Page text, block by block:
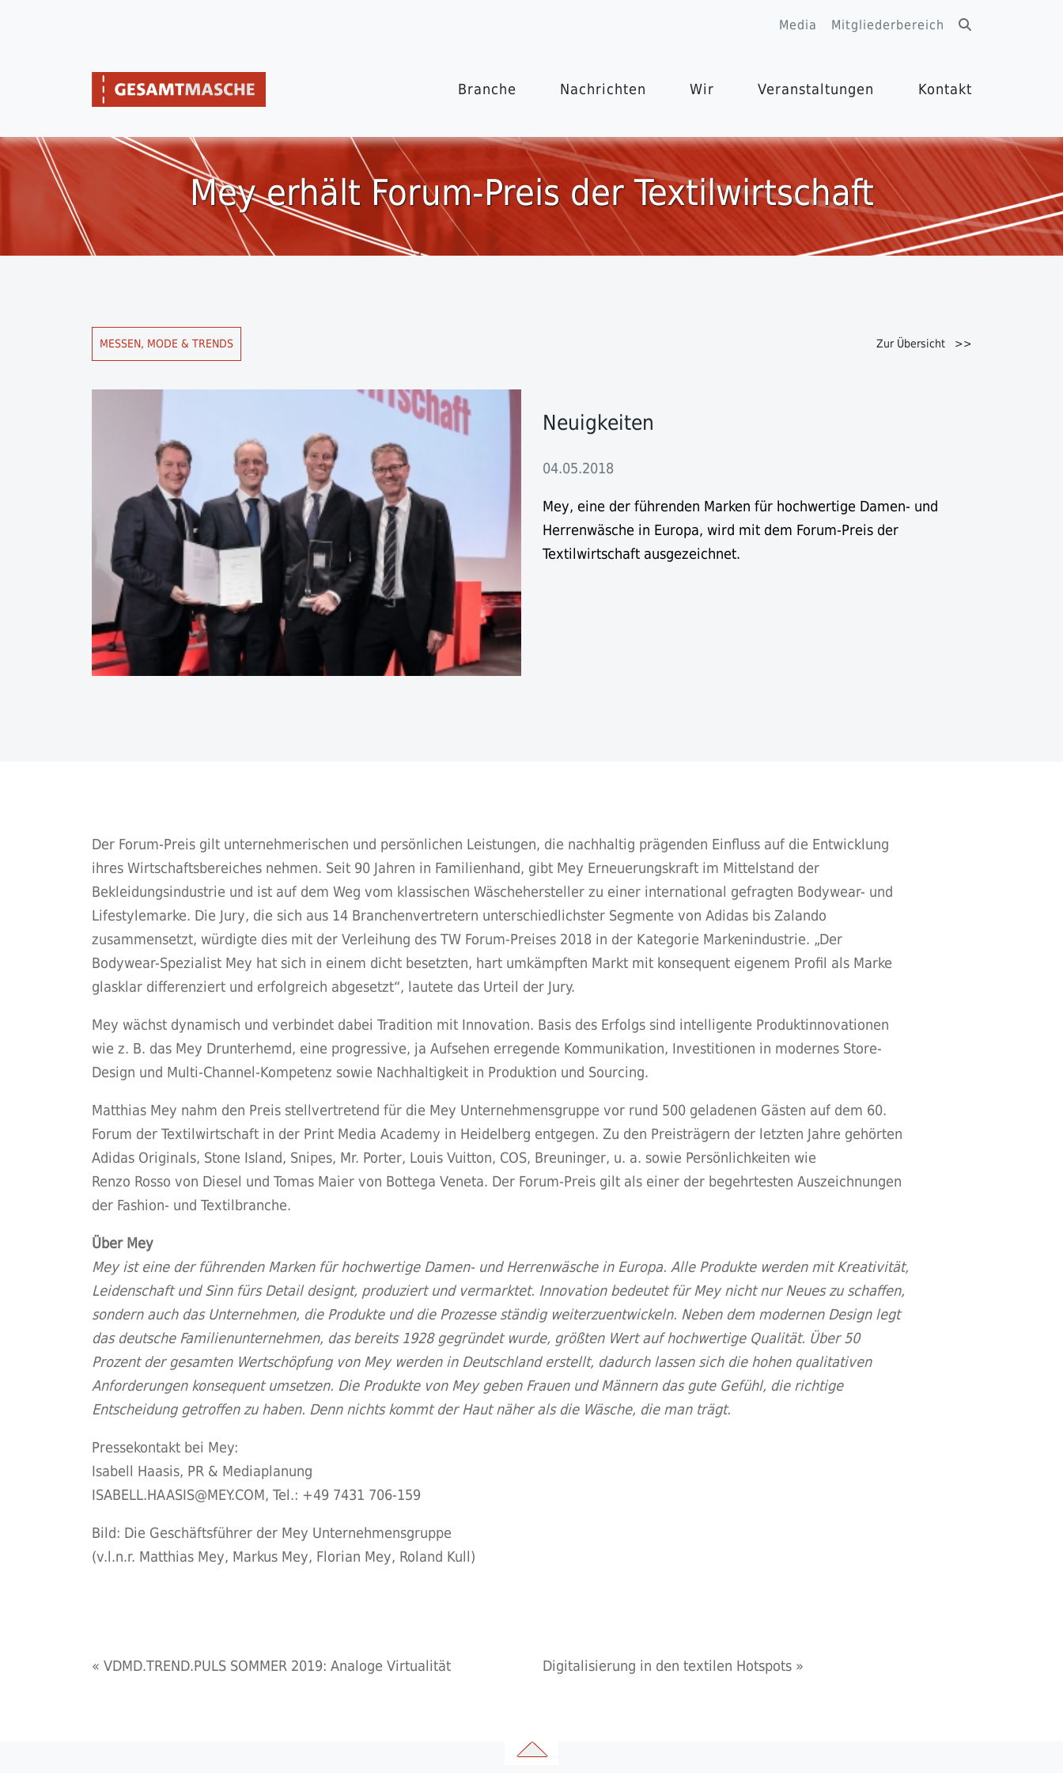
Media Mitgliederbereich
Branche Nachrichten Wir Veranstaltungen Kontakt
Mey erhält Forum-Preis der Textilwirtschaft
MESSEN, MODE & TRENDS Zur Übersicht >>
Neuigkeiten
04.05.2018
Mey, eine der führenden Marken für hochwertige Damen- und
Herrenwäsche in Europa, wird mit dem Forum-Preis der
Textilwirtschaft ausgezeichnet.
Der Forum-Preis gilt unternehmerischen und persönlichen Leistungen, die nachhaltig prägenden Einfluss auf die Entwicklung
ihres Wirtschaftsbereiches nehmen. Seit 90 Jahren in Familienhand, gibt Mey Erneuerungskraft im Mittelstand der
Bekleidungsindustrie und ist auf dem Weg vom klassischen Wäschehersteller zu einer international gefragten Bodywear- und
Lifestylemarke. Die Jury, die sich aus 14 Branchenvertretern unterschiedlichster Segmente von Adidas bis Zalando
zusammensetzt, würdigte dies mit der Verleihung des TW Forum-Preises 2018 in der Kategorie Markenindustrie. „Der
Bodywear-Spezialist Mey hat sich in einem dicht besetzten, hart umkämpften Markt mit konsequent eigenem Profil als Marke
glasklar differenziert und erfolgreich abgesetzt“, lautete das Urteil der Jury.
Mey wächst dynamisch und verbindet dabei Tradition mit Innovation. Basis des Erfolgs sind intelligente Produktinnovationen
wie z. B. das Mey Drunterhemd, eine progressive, ja Aufsehen erregende Kommunikation, Investitionen in modernes Store-
Design und Multi-Channel-Kompetenz sowie Nachhaltigkeit in Produktion und Sourcing.
Matthias Mey nahm den Preis stellvertretend für die Mey Unternehmensgruppe vor rund 500 geladenen Gästen auf dem 60.
Forum der Textilwirtschaft in der Print Media Academy in Heidelberg entgegen. Zu den Preisträgern der letzten Jahre gehörten
Adidas Originals, Stone Island, Snipes, Mr. Porter, Louis Vuitton, COS, Breuninger, u. a. sowie Persönlichkeiten wie
Renzo Rosso von Diesel und Tomas Maier von Bottega Veneta. Der Forum-Preis gilt als einer der begehrtesten Auszeichnungen
der Fashion- und Textilbranche.
Über Mey
Mey ist eine der führenden Marken für hochwertige Damen- und Herrenwäsche in Europa. Alle Produkte werden mit Kreativität,
Leidenschaft und Sinn fürs Detail designt, produziert und vermarktet. Innovation bedeutet für Mey nicht nur Neues zu schaffen,
sondern auch das Unternehmen, die Produkte und die Prozesse ständig weiterzuentwickeln. Neben dem modernen Design legt
das deutsche Familienunternehmen, das bereits 1928 gegründet wurde, größten Wert auf hochwertige Qualität. Über 50
Prozent der gesamten Wertschöpfung von Mey werden in Deutschland erstellt, dadurch lassen sich die hohen qualitativen
Anforderungen konsequent umsetzen. Die Produkte von Mey geben Frauen und Männern das gute Gefühl, die richtige
Entscheidung getroffen zu haben. Denn nichts kommt der Haut näher als die Wäsche, die man trägt.
Pressekontakt bei Mey:
Isabell Haasis, PR & Mediaplanung
ISABELL.HAASIS@MEY.COM, Tel.: +49 7431 706-159
Bild: Die Geschäftsführer der Mey Unternehmensgruppe
(v.l.n.r. Matthias Mey, Markus Mey, Florian Mey, Roland Kull)
« VDMD.TREND.PULS SOMMER 2019: Analoge Virtualität Digitalisierung in den textilen Hotspots»